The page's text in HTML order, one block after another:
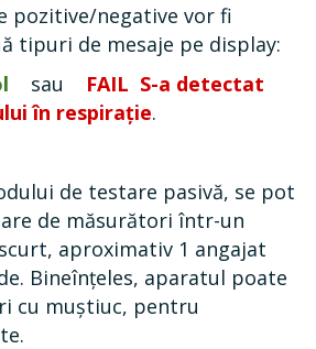
pozitive/negative vor fi
tipuri de mesaje pe display:
sau FAIL S-a detectat
în respirație.
de testare pasivă, se pot
de măsurători într-un
aproximativ 1 angajat
Bineînțeles, aparatul poate
cu muștiuc, pentru